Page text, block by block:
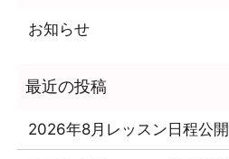
お知らせ
2026年8月レッスン日程公開